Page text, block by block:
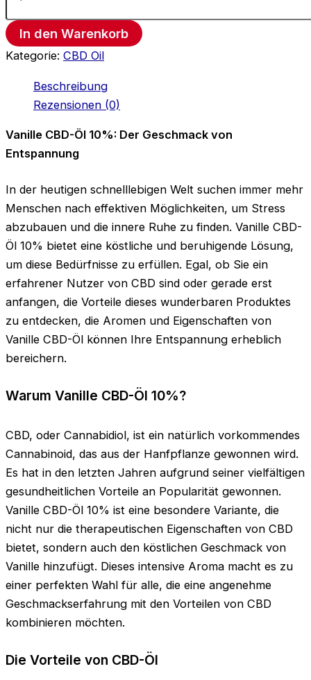
In den Warenkorb
Kategorie: CBD Oil
Beschreibung
Rezensionen (0)
Vanille CBD-Öl 10%: Der Geschmack von
Entspannung
In der heutigen schnelllebigen Welt suchen immer mehr
Menschen nach effektiven Möglichkeiten, um Stress
abzubauen und die innere Ruhe zu finden. Vanille CBD-
Öl 10% bietet eine köstliche und beruhigende Lösung,
um diese Bedürfnisse zu erfüllen. Egal, ob Sie ein
erfahrener Nutzer von CBD sind oder gerade erst
anfangen, die Vorteile dieses wunderbaren Produktes
zu entdecken, die Aromen und Eigenschaften von
Vanille CBD-Öl können Ihre Entspannung erheblich
bereichern.
Warum Vanille CBD-Öl 10%?
CBD, oder Cannabidiol, ist ein natürlich vorkommendes
Cannabinoid, das aus der Hanfpflanze gewonnen wird.
Es hat in den letzten Jahren aufgrund seiner vielfältigen
gesundheitlichen Vorteile an Popularität gewonnen.
Vanille CBD-Öl 10% ist eine besondere Variante, die
nicht nur die therapeutischen Eigenschaften von CBD
bietet, sondern auch den köstlichen Geschmack von
Vanille hinzufügt. Dieses intensive Aroma macht es zu
einer perfekten Wahl für alle, die eine angenehme
Geschmackserfahrung mit den Vorteilen von CBD
kombinieren möchten.
Die Vorteile von CBD-Öl